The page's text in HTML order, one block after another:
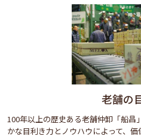
老舗の
100年以上の歴史ある老舗仲卸「船
かな目利き力とノウハウによって、